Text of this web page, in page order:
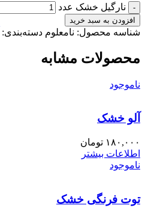
نارگیل خشک عدد
افزودن به سبد خرید
شناسه محصول: نامعلوم دسته‌بندی:
محصولات مشابه
ناموجود
آلو خشک
۱۸۰,۰۰۰ تومان
اطلاعات بیشتر
ناموجود
توت فرنگی خشک